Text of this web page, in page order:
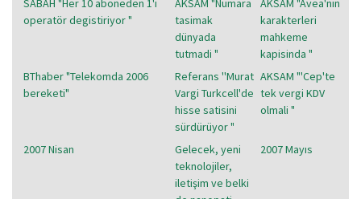
operatör degistiriyor "
tasimak
dünyada
tutmadi "
karakterleri
mahkeme
kapisinda "
BThaber "Telekomda 2006
bereketi"
Referans ''Murat
Vargi Turkcell'de
hisse satisini
sürdürüyor "
AKSAM "'Cep'te
tek vergi KDV
olmali "
2007 Nisan
Gelecek, yeni
teknolojiler,
iletişim ve belki
2007 Mayıs